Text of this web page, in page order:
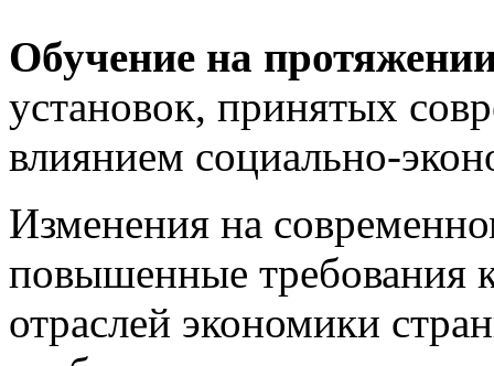
Обучение на
установок, принятых
влиянием социально-
Изменения на
повышенные требования
отраслей экономики